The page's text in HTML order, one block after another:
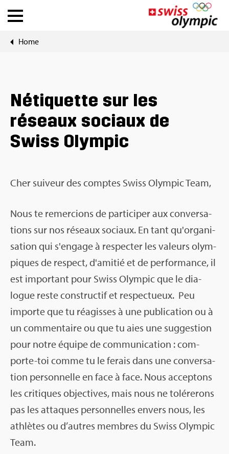
Fédé­ra­tions
À pro­pos de Swiss Olym­pic
News
DE | FR
Home
Néti­quette sur les
réseaux sociaux de
Swiss Olym­pic
Cher sui­veur des comptes Swiss Olym­pic Team,
Nous te remer­cions de par­ti­ci­per aux conver­sa­
tions sur nos réseaux sociaux. En tant qu'or­ga­ni­
sa­tion qui s'en­gage à res­pec­ter les valeurs olym­
piques de res­pect, d'ami­tié et de per­for­mance, il
est impor­tant pour Swiss Olym­pic que le dia­
logue reste construc­tif et res­pec­tueux. Peu
importe que tu réagisses à une publi­ca­tion ou à
un com­men­taire ou que tu aies une sug­ges­tion
pour notre équipe de com­mu­ni­ca­tion : com­
porte-toi comme tu le ferais dans une conver­sa­
tion per­son­nelle en face à face. Nous accep­tons
les cri­tiques objec­tives, mais nous ne tolé­re­rons
pas les attaques per­son­nelles envers nous, les
ath­lètes ou d’autres membres du Swiss Olym­pic
Team.